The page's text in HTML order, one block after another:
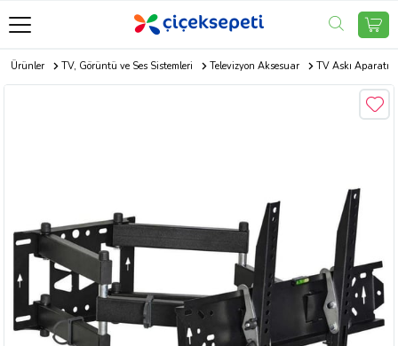
Ürünler TV, Görüntü ve Ses Sistemleri Televizyon Aksesuar TV Askı Aparatı